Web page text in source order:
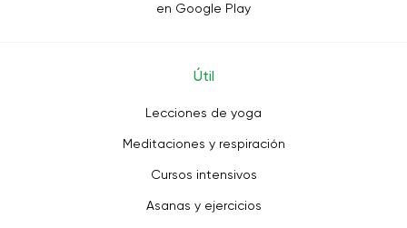
en Google Play
Útil
Lecciones de yoga
Meditaciones y respiración
Cursos intensivos
Asanas y ejercicios